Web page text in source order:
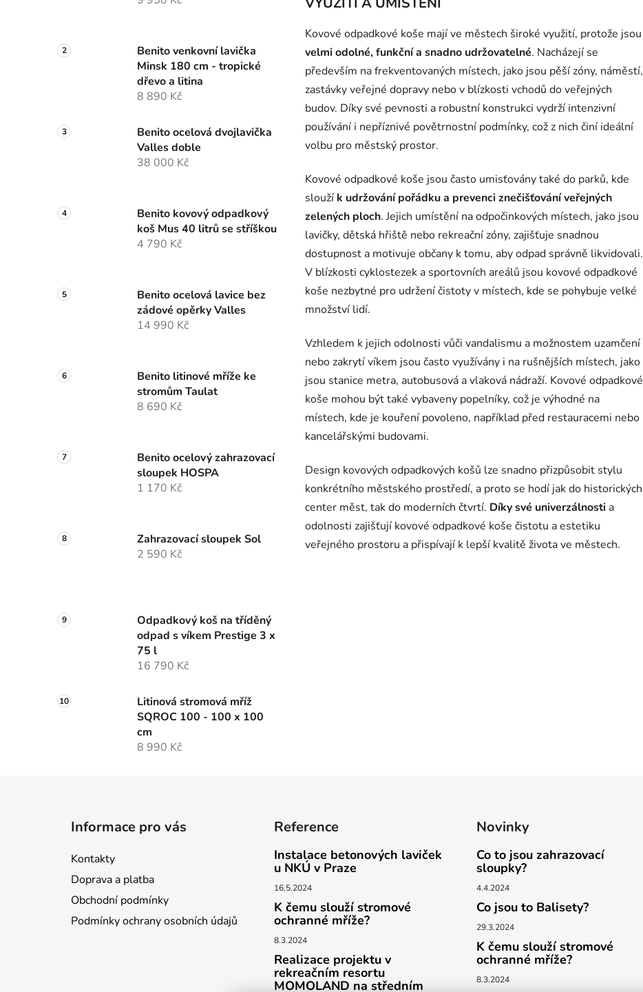
Benito venkovní lavička
Minsk 180 cm - tropické
dřevo a litina
8 890 Kč
Benito ocelová dvojlavička
Valles doble
38 000 Kč
Benito kovový odpadkový
koš Mus 40 litrů se stříškou
4 790 Kč
Benito ocelová lavice bez
zádové opěrky Valles
14 990 Kč
Benito litinové mříže ke
stromům Taulat
8 690 Kč
Benito ocelový zahrazovací
sloupek HOSPA
1 170 Kč
Zahrazovací sloupek Sol
2 590 Kč
Odpadkový koš na tříděný
odpad s víkem Prestige 3 x
75 l
16 790 Kč
Litinová stromová mříž
SQROC 100 - 100 x 100
cm
8 990 Kč
Kovové odpadkové koše mají ve městech široké využití, protože jsou
velmi odolné, funkční a snadno udržovatelné. Nacházejí se
především na frekventovaných místech, jako jsou pěší zóny, náměstí,
zastávky veřejné dopravy nebo v blízkosti vchodů do veřejných
budov. Díky své pevnosti a robustní konstrukci vydrží intenzivní
používání i nepříznivé povětrnostní podmínky, což z nich činí ideální
volbu pro městský prostor.
Kovové odpadkové koše jsou často umisťovány také do parků, kde
slouží k udržování pořádku a prevenci znečišťování veřejných
zelených ploch. Jejich umístění na odpočinkových místech, jako jsou
lavičky, dětská hřiště nebo rekreační zóny, zajišťuje snadnou
dostupnost a motivuje občany k tomu, aby odpad správně likvidovali.
V blízkosti cyklostezek a sportovních areálů jsou kovové odpadkové
koše nezbytné pro udržení čistoty v místech, kde se pohybuje velké
množství lidí.
Vzhledem k jejich odolnosti vůči vandalismu a možnostem uzamčení
nebo zakrytí víkem jsou často využívány i na rušnějších místech, jako
jsou stanice metra, autobusová a vlaková nádraží. Kovové odpadkové
koše mohou být také vybaveny popelníky, což je výhodné na
místech, kde je kouření povoleno, například před restauracemi nebo
kancelářskými budovami.
Design kovových odpadkových košů lze snadno přizpůsobit stylu
konkrétního městského prostředí, a proto se hodí jak do historických
center měst, tak do moderních čtvrtí. Díky své univerzálnosti a
odolnosti zajišťují kovové odpadkové koše čistotu a estetiku
veřejného prostoru a přispívají k lepší kvalitě života ve městech.
Informace pro vás
Kontakty
Doprava a platba
Obchodní podmínky
Podmínky ochrany osobních údajů
Reference
Instalace betonových laviček
u NKÚ v Praze
16.5.2024
K čemu slouží stromové
ochranné mříže?
8.3.2024
Realizace projektu v
rekreačním resortu
MOMOLAND na středním
Novinky
Co to jsou zahrazovací
sloupky?
4.4.2024
Co jsou to Balisety?
29.3.2024
K čemu slouží stromové
ochranné mříže?
8.3.2024